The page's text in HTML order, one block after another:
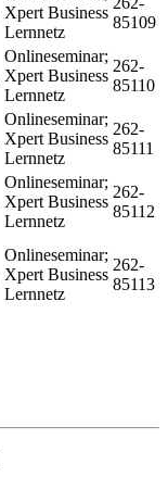
Xpert Business
Lernnetz
85109
Onlineseminar;
Xpert Business
Lernnetz
262-
85110
Onlineseminar;
Xpert Business
Lernnetz
262-
85111
Onlineseminar;
Xpert Business
Lernnetz
262-
85112
Onlineseminar;
Xpert Business
Lernnetz
262-
85113